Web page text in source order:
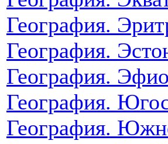
География.
География.
География.
География.
География.